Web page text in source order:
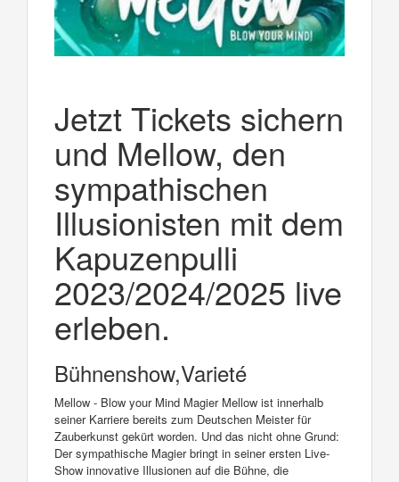
Jetzt Tickets sichern
und Mellow, den
sympathischen
Illusionisten mit dem
Kapuzenpulli
2023/2024/2025 live
erleben.
Bühnenshow,Varieté
Mellow - Blow your Mind Magier Mellow ist innerhalb
seiner Karriere bereits zum Deutschen Meister für
Zauberkunst gekürt worden. Und das nicht ohne Grund:
Der sympathische Magier bringt in seiner ersten Live-
Show innovative Illusionen auf die Bühne, die